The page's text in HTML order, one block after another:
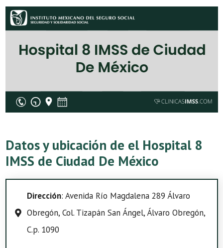
Datos y ubicación de el Hospital 8
IMSS de Ciudad De México
Dirección: Avenida Río Magdalena 289 Álvaro
Obregón, Col. Tizapán San Ángel, Álvaro Obregón,
C.p. 1090